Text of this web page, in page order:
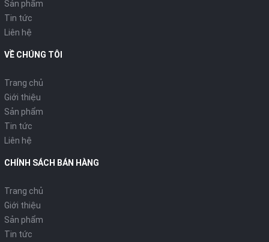
Sản phẩm
Tin tức
Liên hệ
VỀ CHÚNG TÔI
Trang chủ
Giới thiệu
Sản phẩm
Tin tức
Liên hệ
CHÍNH SÁCH BÁN HÀNG
Trang chủ
Giới thiệu
Sản phẩm
Tin tức